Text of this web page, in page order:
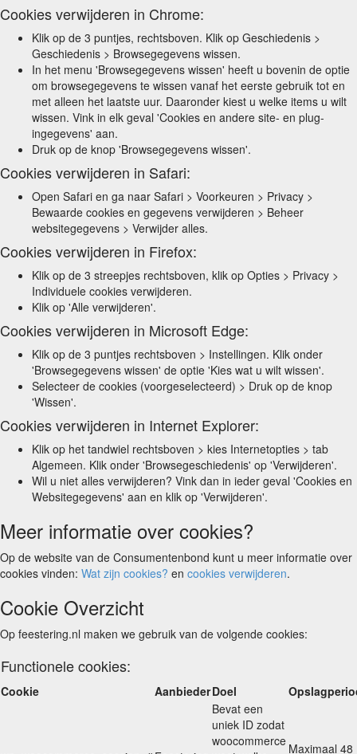
Cookies verwijderen in Chrome:
Klik op de 3 puntjes, rechtsboven. Klik op Geschiedenis >
Geschiedenis > Browsegegevens wissen.
In het menu 'Browsegegevens wissen' heeft u bovenin de optie
om browsegegevens te wissen vanaf het eerste gebruik tot en
met alleen het laatste uur. Daaronder kiest u welke items u wilt
wissen. Vink in elk geval 'Cookies en andere site- en plug-
ingegevens' aan.
Druk op de knop 'Browsegegevens wissen'.
Cookies verwijderen in Safari:
Open Safari en ga naar Safari > Voorkeuren > Privacy >
Bewaarde cookies en gegevens verwijderen > Beheer
websitegegevens > Verwijder alles.
Cookies verwijderen in Firefox:
Klik op de 3 streepjes rechtsboven, klik op Opties > Privacy >
Individuele cookies verwijderen.
Klik op 'Alle verwijderen'.
Cookies verwijderen in Microsoft Edge:
Klik op de 3 puntjes rechtsboven > Instellingen. Klik onder
'Browsegegevens wissen' de optie 'Kies wat u wilt wissen'.
Selecteer de cookies (voorgeselecteerd) > Druk op de knop
'Wissen'.
Cookies verwijderen in Internet Explorer:
Klik op het tandwiel rechtsboven > kies Internetopties > tab
Algemeen. Klik onder 'Browsegeschiedenis' op 'Verwijderen'.
Wil u niet alles verwijderen? Vink dan in ieder geval 'Cookies en
Websitegegevens' aan en klik op 'Verwijderen'.
Meer informatie over cookies?
Op de website van de Consumentenbond kunt u meer informatie over
cookies vinden: Wat zijn cookies? en cookies verwijderen.
Cookie Overzicht
Op feestering.nl maken we gebruik van de volgende cookies:
Functionele cookies:
Cookie AanbiederDoel
Bevat een
uniek ID zodat
woocommerce Maximaal 48